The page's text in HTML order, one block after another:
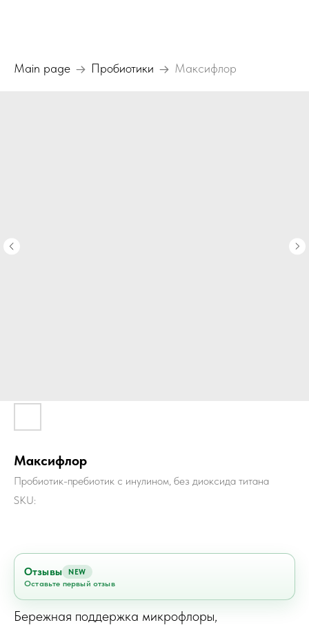
Main page Пробиотики Максифлор
Максифлор
Пробиотик-пребиотик с инулином, без диоксида титана
SKU:
Отзывы NEW
Оставьте первый отзыв
Бережная поддержка микрофлоры,